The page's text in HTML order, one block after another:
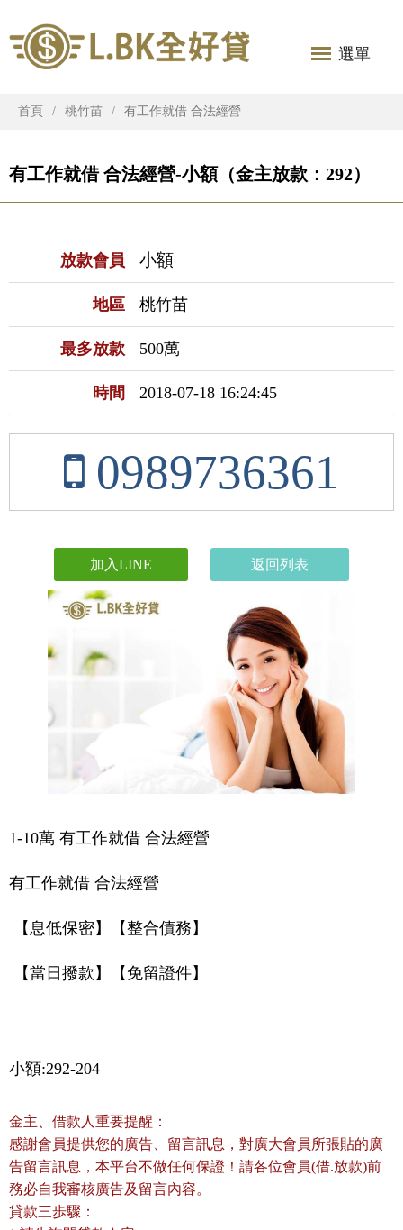
選單
首頁 桃竹苗 有工作就借 合法經營
有工作就借 合法經營-小額（金主放款：292）
放款會員 小額
地區 桃竹苗
最多放款 500萬
時間 2018-07-18 16:24:45
0989736361
加入LINE 返回列表
1-10萬 有工作就借 合法經營
有工作就借 合法經營
【息低保密】【整合債務】
【當日撥款】【免留證件】
小額:292-204
金主、借款人重要提醒：
感謝會員提供您的廣告、留言訊息，對廣大會員所張貼的廣
告留言訊息，本平台不做任何保證！請各位會員(借.放款)前
務必自我審核廣告及留言內容。
貸款三歩驟：